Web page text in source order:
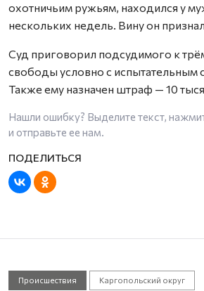
охотничьим ружьям, находился у
нескольких недель. Вину он
Суд приговорил подсудимого к
свободы условно с испытательным
Также ему назначен штраф — 10
Нашли ошибку? Выделите текст,
и отправьте ее нам.
Происшествия Каргопольский округ